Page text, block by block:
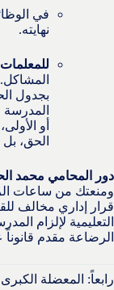
في
نهايته.
بجدول
أو
الحق،
دور المحامي محمد
ومنعتك من ساعات
قرار إداري مخالف
التعليمية لإلزام
الرضاعة مقدم
رابعاً: المعضلة